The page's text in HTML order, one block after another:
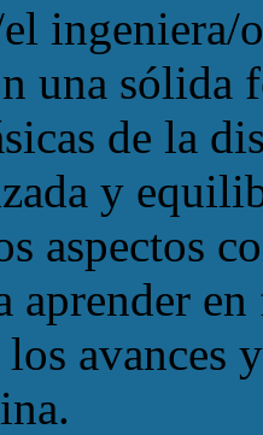
ingeniera/
una sólida
de la
y
aspectos
aprender
los